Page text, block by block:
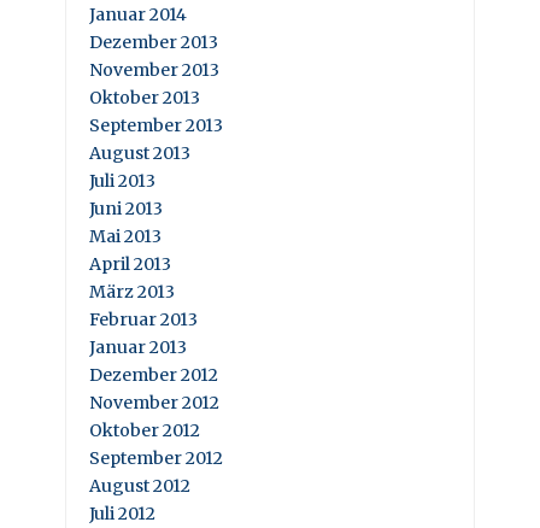
Januar 2014
Dezember 2013
November 2013
Oktober 2013
September 2013
August 2013
Juli 2013
Juni 2013
Mai 2013
April 2013
März 2013
Februar 2013
Januar 2013
Dezember 2012
November 2012
Oktober 2012
September 2012
August 2012
Juli 2012